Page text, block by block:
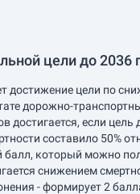
цели до 2036
достижение цели по
дорожно-
достигается, если цель
составило 50%
который можно
снижением
- формирует 2